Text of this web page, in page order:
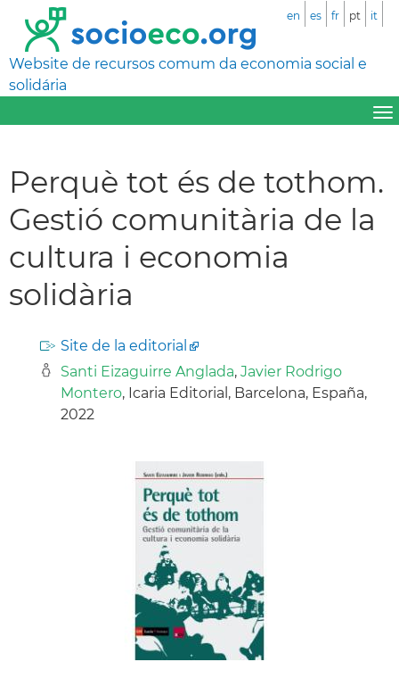
Website de recursos comum da economia social e
solidária
en es fr pt it
Perquè tot és de tothom.
Gestió comunitària de la
cultura i economia
solidària
Site de la editorial
Santi Eizaguirre Anglada, Javier Rodrigo
Montero, Icaria Editorial, Barcelona, España,
2022